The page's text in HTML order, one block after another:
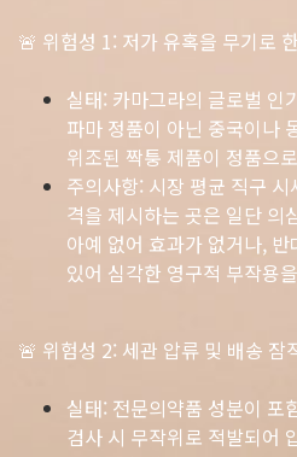
🚨 위험성 1: 저가 유혹을 무기로
실태: 카마그라의 글로벌 인
파마 정품이 아닌 중국이나
위조된 짝퉁 제품이 정품으
주의사항: 시장 평균 직구
격을 제시하는 곳은 일단 의
아예 없어 효과가 없거나,
있어 심각한 영구적 부작용
🚨 위험성 2: 세관 압류 및 배송 잠
실태: 전문의약품 성분이 포
검사 시 무작위로 적발되어